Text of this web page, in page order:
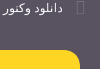
دانلود وکتور